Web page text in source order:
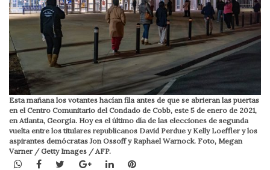
Esta mañana los votantes hacían fila antes de que se abrieran las puertas
en el Centro Comunitario del Condado de Cobb, este 5 de enero de 2021,
en Atlanta, Georgia. Hoy es el último día de las elecciones de segunda
vuelta entre los titulares republicanos David Perdue y Kelly Loeffler y los
aspirantes demócratas Jon Ossoff y Raphael Warnock. Foto, Megan
Varner / Getty Images / AFP.
WhatsApp
Facebook
TwitterGoogle+LinkedInPinterest